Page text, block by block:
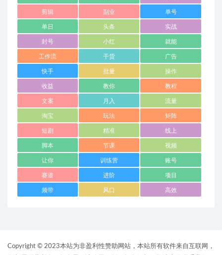
剪辑 副业 单号
单日 头条 实战
封号 小红 就能
工作流 干货 广告
快手 批量 操作
收益 教你 教程
文案 月入 流量
淘宝 玩法 矩阵
短剧 精准 线上
脚本 节课 视频
让你 训练营 账号
赛道 进阶 项目
频带 风口 高效
Copyright © 2023本站为非盈利性赞助网站，本站所有软件来自互联网，